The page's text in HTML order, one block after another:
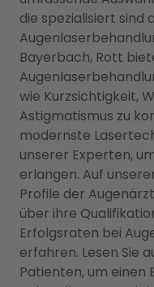
die spezialisiert sind
Bayerbach, Rott
wie Kurzsichtigkeit,
Astigmatismus zu
modernste
unserer Experten,
erlangen. Auf
Profile der
über ihre
Erfolgsraten bei
erfahren. Lesen Sie
Patienten, um einen